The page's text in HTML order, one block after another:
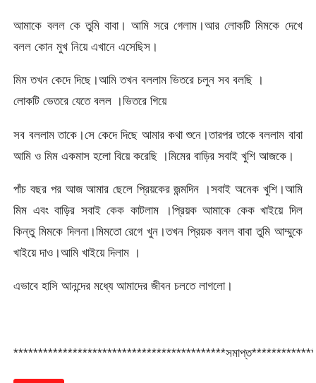
আমাকে বলল কে তুমি বাবা। আমি সরে গেলাম।আর লোকটি মিমকে দেখে
বলল কোন মুখ নিয়ে এখানে এসেছিস।
মিম তখন কেদে দিছে।আমি তখন বললাম ভিতরে চলুন সব বলছি ।
লোকটি ভেতরে যেতে বলল ।ভিতরে গিয়ে
সব বললাম তাকে।সে কেদে দিছে আমার কথা শুনে।তারপর তাকে বললাম বাবা
আমি ও মিম একমাস হলো বিয়ে করেছি ।মিমের বাড়ির সবাই খুশি আজকে।
পাঁচ বছর পর আজ আমার ছেলে প্রিয়কের জন্মদিন ।সবাই অনেক খুশি।আমি
মিম এবং বাড়ির সবাই কেক কাটলাম ।প্রিয়ক আমাকে কেক খাইয়ে দিল
কিন্তু মিমকে দিলনা।মিমতো রেগে খুন।তখন প্রিয়ক বলল বাবা তুমি আম্মুকে
খাইয়ে দাও।আমি খাইয়ে দিলাম ।
এভাবে হাসি আনন্দের মধ্যে আমাদের জীবন চলতে লাগলো।